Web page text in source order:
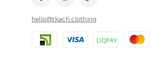
hello@tkach.clothing